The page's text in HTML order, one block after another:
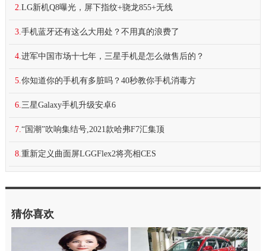
2. LG新机Q8曝光，屏下指纹+骁龙855+无线
3. 手机蓝牙还有这么大用处？不用真的浪费了
4. 进军中国市场十七年，三星手机是怎么做售后的？
5. 你知道你的手机有多脏吗？40秒教你手机消毒方
6. 三星Galaxy手机升级安卓6
7. “国潮”吹响集结号,2021款哈弗F7汇集顶
8. 重新定义曲面屏LGGFlex2将亮相CES
猜你喜欢